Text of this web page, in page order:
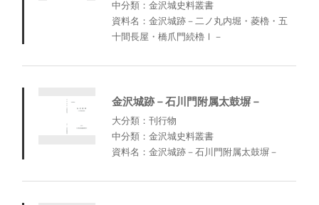
中分類：金沢城史料叢書
資料名：金沢城跡－二ノ丸内堀・菱櫓・五
十間長屋・橋爪門続櫓Ⅰ－
金沢城跡－石川門附属太鼓塀－
大分類：刊行物
中分類：金沢城史料叢書
資料名：金沢城跡－石川門附属太鼓塀－